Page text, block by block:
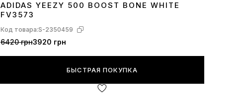
36 374144
ADIDAS YEEZY 500 BOOST BONE WHITE
FV3573
Код товара:S-2350459
6420 грн3920 грн
БЫСТРАЯ ПОКУПКА